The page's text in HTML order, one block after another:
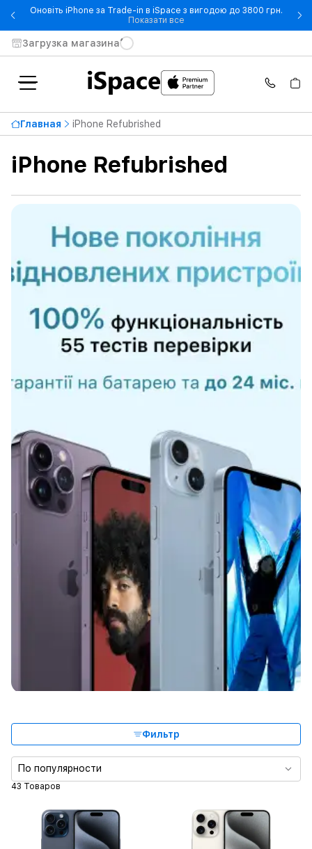
Оновіть iPhone за Trade-in в iSpace з вигодою до 3800 грн.
Показати все- Оновіть iPhone за Trade-in
Загрузка магазина
Главная iPhone Refubrished
iPhone Refubrished
Фильтр
59 999 ₴
От
43 Товаров
По популярности